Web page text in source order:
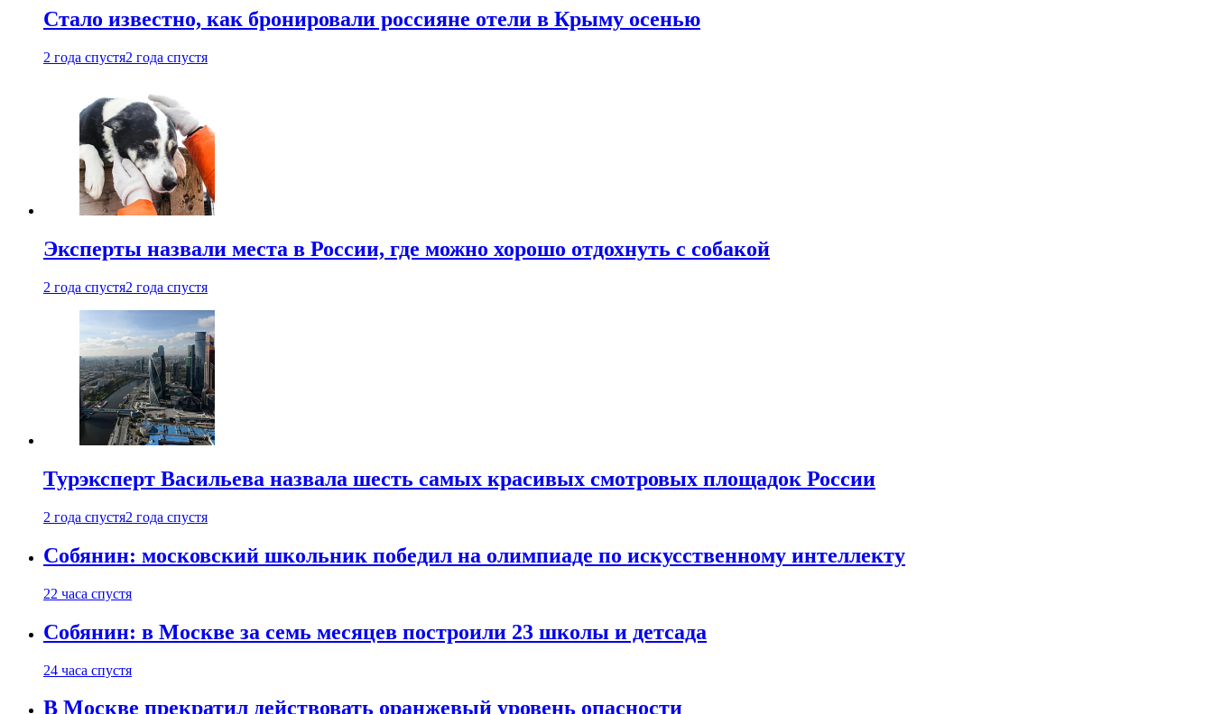
Стало известно, как бронировали россияне отели в Крыму осенью
2 года спустя2 года спустя
Эксперты назвали места в России, где можно хорошо отдохнуть с собакой
2 года спустя2 года спустя
Турэксперт Васильева назвала шесть самых красивых смотровых площадок России
2 года спустя2 года спустя
Собянин: московский школьник победил на олимпиаде по искусственному интеллекту
22 часа спустя
Собянин: в Москве за семь месяцев построили 23 школы и детсада
24 часа спустя
В Москве прекратил действовать оранжевый уровень опасности